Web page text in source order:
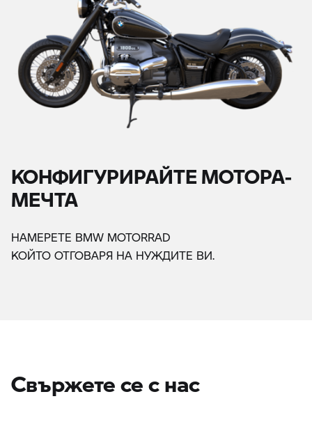
КОНФИГУРИРАЙТЕ МОТОРА-
МЕЧТА
НАМЕРЕТЕ BMW MOTORRAD
КОЙТО ОТГОВАРЯ НА НУЖДИТЕ ВИ.
Свържете се с нас